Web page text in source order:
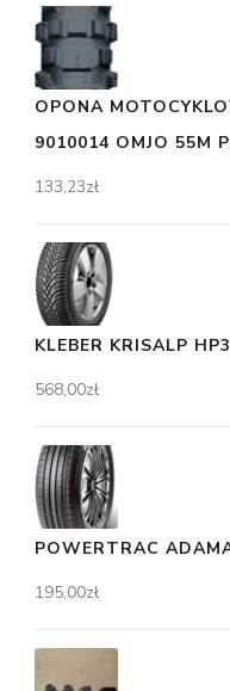
OPONA
9010014 OMJO 55M
133,23zł
KLEBER KRISALP
568,00zł
POWERTRAC
195,00zł